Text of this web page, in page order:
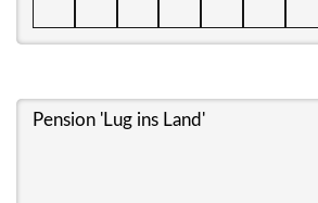
Pension 'Lug ins Land'